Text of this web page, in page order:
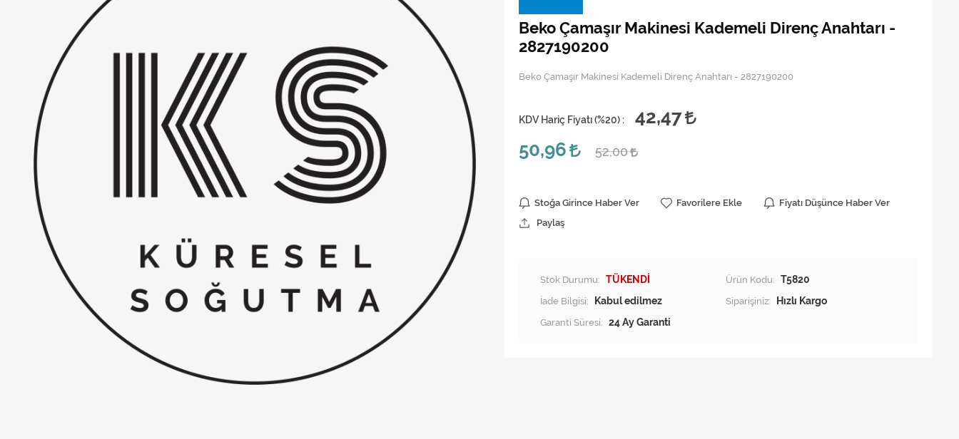
Beko Çamaşır Makinesi Kademeli Direnç Anahtarı -
2827190200
Beko Çamaşır Makinesi Kademeli Direnç Anahtarı - 2827190200
KDV Hariç Fiyatı (%20) :
42,47
50,96
52,00
Stoğa Girince Haber Ver Favorilere Ekle
Fiyatı Düşünce Haber Ver
Paylaş
Stok Durumu: TÜKENDİ Ürün Kodu: T5820
İade Bilgisi:
Siparişiniz:
Hızlı Kargo
Garanti Süresi: 24 Ay Garanti